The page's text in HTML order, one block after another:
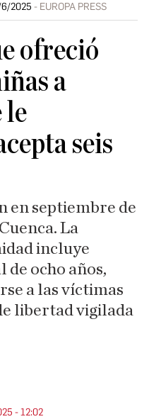
6/2025 EUROPA PRESS
ofreció
a
le
seis
en septiembre de
La
incluye
ocho años,
a las víctimas
libertad vigilada
- 12:02